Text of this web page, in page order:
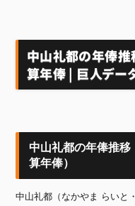
中山礼都の年俸推
算年俸 | 巨人デー
中山礼都の年俸推移
算年俸）
中山礼都（なかやま らいと